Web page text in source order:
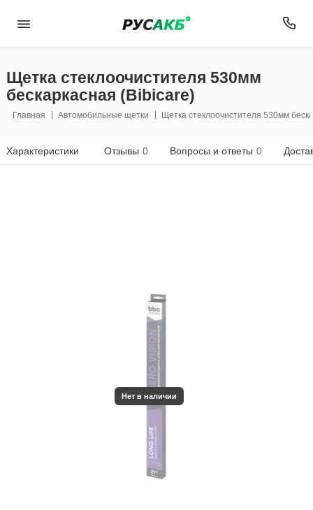
Щетка стеклоочистителя 530мм
бескаркасная (Bibicare)
Главная Автомобильные щетки Щетка стеклоочистителя 530мм
Характеристики Отзывы 0 Вопросы и ответы 0
Нет в наличии